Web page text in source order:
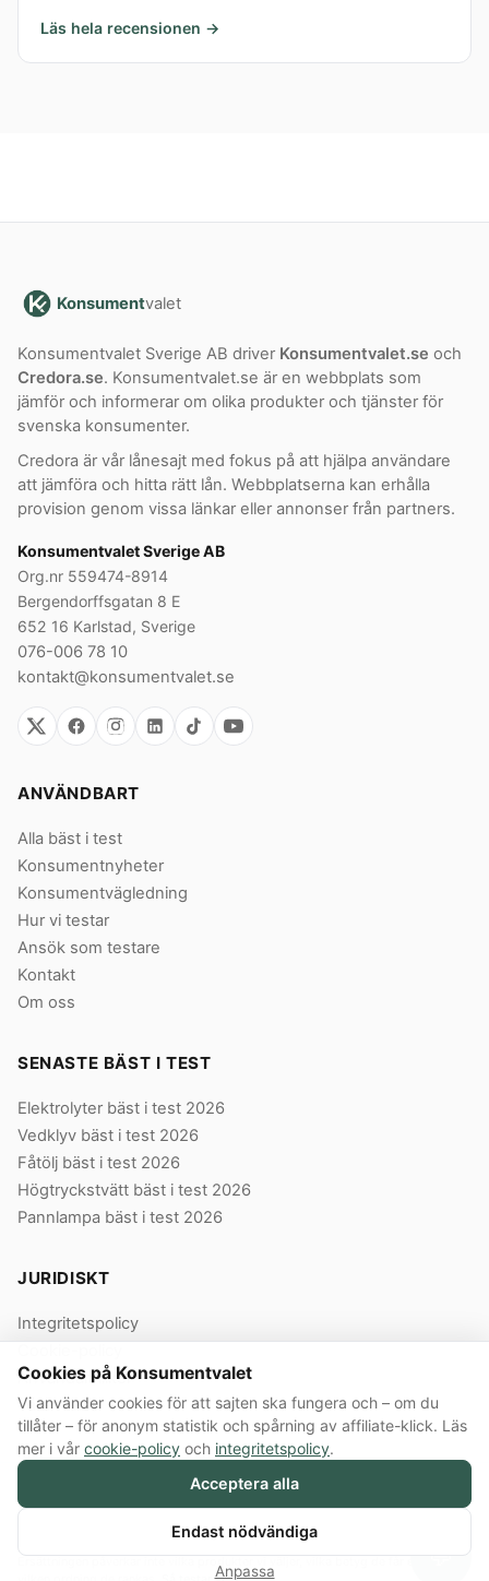
Läs hela recensionen →
Konsumentvalet
Konsumentvalet Sverige AB driver Konsumentvalet.se och
Credora.se. Konsumentvalet.se är en webbplats som
jämför och informerar om olika produkter och tjänster för
svenska konsumenter.
Credora är vår lånesajt med fokus på att hjälpa användare
att jämföra och hitta rätt lån. Webbplatserna kan erhålla
provision genom vissa länkar eller annonser från partners.
Konsumentvalet Sverige AB
Org.nr 559474-8914
Bergendorffsgatan 8 E
652 16 Karlstad, Sverige
076-006 78 10
kontakt@konsumentvalet.se
ANVÄNDBART
Alla bäst i test
Konsumentnyheter
Konsumentvägledning
Hur vi testar
Ansök som testare
Kontakt
Om oss
SENASTE BÄST I TEST
Elektrolyter bäst i test 2026
Vedklyv bäst i test 2026
Fåtölj bäst i test 2026
Högtryckstvätt bäst i test 2026
Pannlampa bäst i test 2026
JURIDISKT
Integritetspolicy
Användarvillkor
Våra villkor
© 2026 Konsumentvalet Sverige AB · Org.nr 559474-8914 · Bergendorffsgatan
8 E, 652 16 Karlstad
Konsumentvalet Sverige AB innehåller annonslänkar till butiker.
Köper du via en sådan länk får Konsumentvalet provision från butiken.
💬
Cookies på Konsumentvalet
Vi använder cookies för att sajten ska fungera och – om du
tillåter – för anonym statistik och spårning av affiliate-klick. Läs
mer i vår cookie-policy och integritetspolicy.
Acceptera alla
Endast nödvändiga
Anpassa